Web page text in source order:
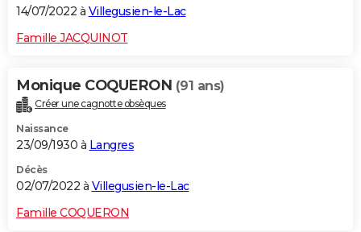
14/07/2022 à Villegusien-le-Lac
Famille JACQUINOT
Monique COQUERON (91 ans)
Créer une cagnotte obsèques
Naissance
23/09/1930 à Langres
Décès
02/07/2022 à Villegusien-le-Lac
Famille COQUERON